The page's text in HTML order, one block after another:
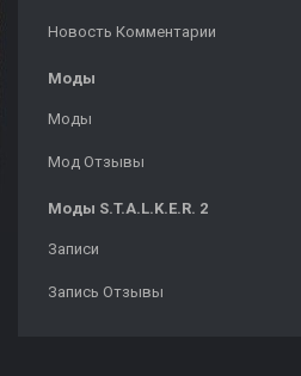
Новость Комментарии
Моды
Моды
Мод Отзывы
Моды S.T.A.L.K.E.R. 2
Записи
Запись Отзывы